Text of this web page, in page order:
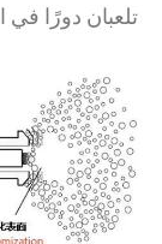
تلعبان دورًا في